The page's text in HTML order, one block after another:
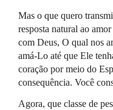
Mas o que quero
resposta natural ao
com Deus, O qual nos
amá-Lo até que Ele
coração por meio do
consequência. Você
Agora, que classe de